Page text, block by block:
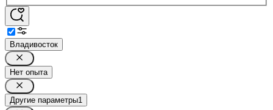
Владивосток
Нет опыта
Другие параметры1